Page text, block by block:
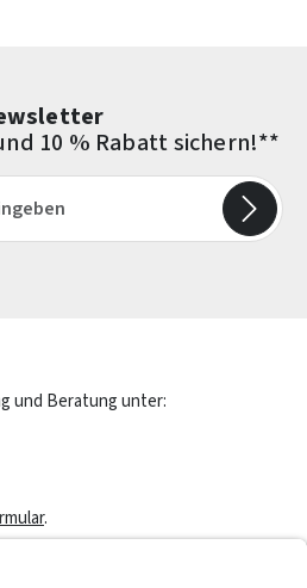
10 % Rabatt sichern!**
und Beratung unter:
.